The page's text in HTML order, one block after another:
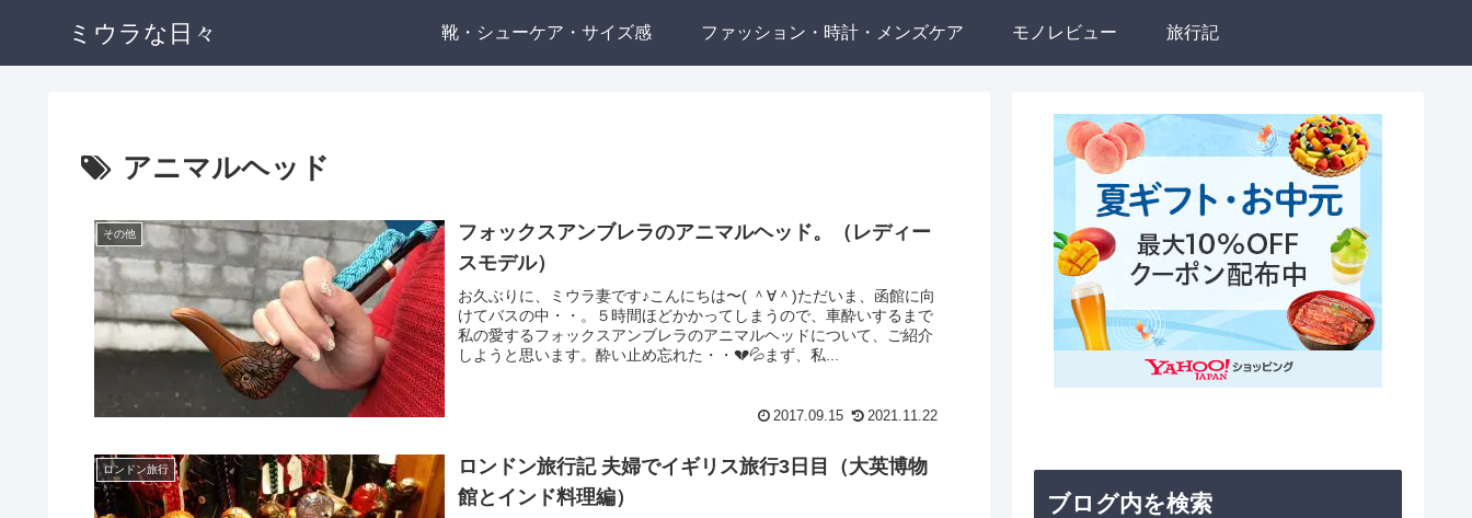
ミウラな日々 靴・シューケア・サイズ感 ファッション・時計・メンズケア モノレビュー 旅行記
アニマルヘッド
その他
フォックスアンブレラのアニマルヘッド。（レディー
スモデル）
お久ぶりに、ミウラ妻です♪こんにちは〜( ＾∀＾)ただいま、函館に向
けてバスの中・・。５時間ほどかかってしまうので、車酔いするまで
私の愛するフォックスアンブレラのアニマルヘッドについて、ご紹介
しようと思います。酔い止め忘れた・・💔💦まず、私...
2017.09.15 2021.11.22
ロンドン旅行
ロンドン旅行記 夫婦でイギリス旅行3日目（大英博物
館とインド料理編）
ブログ内を検索